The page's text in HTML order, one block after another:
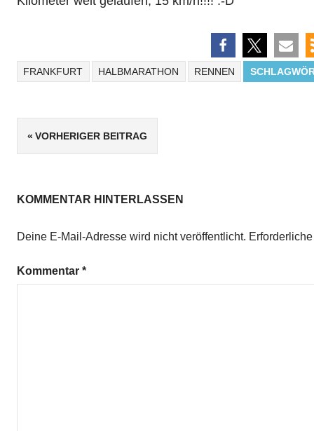
FRANKFURT HALBMARATHON RENNEN
Beitrags-
VORHERIGER BEITRAG
KOMMENTAR HINTERLASSEN
Deine E-Mail-Adresse wird nicht veröffentlicht.
Kommentar *